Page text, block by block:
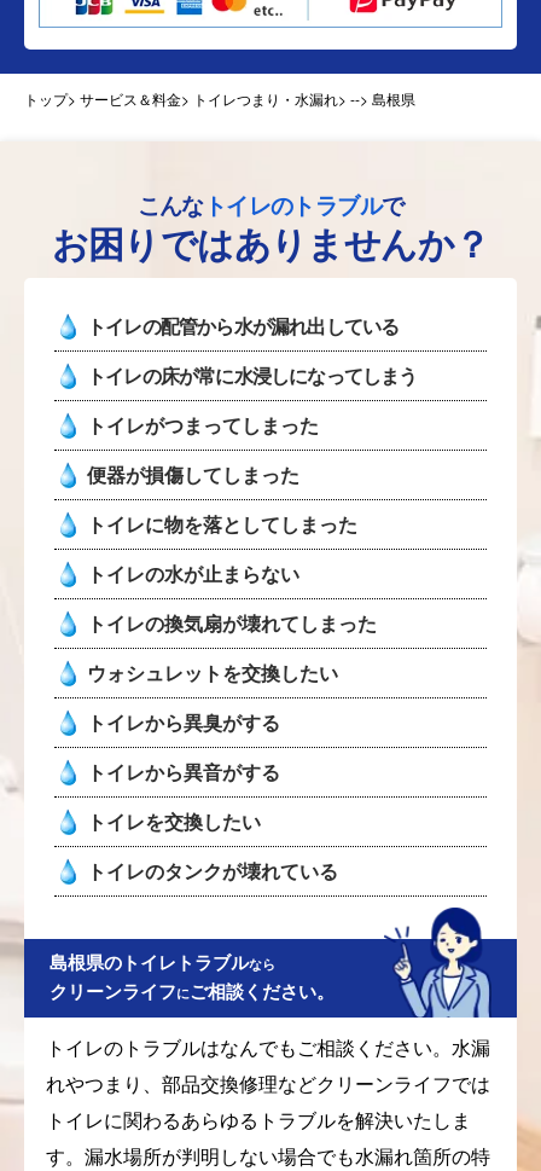
トップ> サービス＆料金> トイレつまり・水漏れ> --> 島根県
こんなトイレのトラブルで
お困りではありませんか？
トイレの配管から水が漏れ出している
トイレの床が常に水浸しになってしまう
トイレがつまってしまった
便器が損傷してしまった
トイレに物を落としてしまった
トイレの水が止まらない
トイレの換気扇が壊れてしまった
ウォシュレットを交換したい
トイレから異臭がする
トイレから異音がする
トイレを交換したい
トイレのタンクが壊れている
島根県のトイレトラブルなら
クリーンライフにご相談ください。
トイレのトラブルはなんでもご相談ください。水漏
れやつまり、部品交換修理などクリーンライフでは
トイレに関わるあらゆるトラブルを解決いたしま
す。漏水場所が判明しない場合でも水漏れ箇所の特